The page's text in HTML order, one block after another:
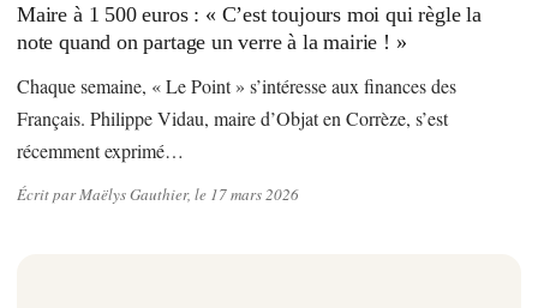
Maire à 1 500 euros : « C’est toujours moi qui règle la
note quand on partage un verre à la mairie ! »
Chaque semaine, « Le Point » s’intéresse aux finances des
Français. Philippe Vidau, maire d’Objat en Corrèze, s’est
récemment exprimé…
Écrit par Maëlys Gauthier, le 17 mars 2026